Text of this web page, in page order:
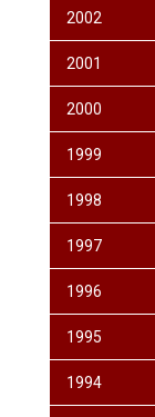
2002
2001
2000
1999
1998
1997
1996
1995
1994